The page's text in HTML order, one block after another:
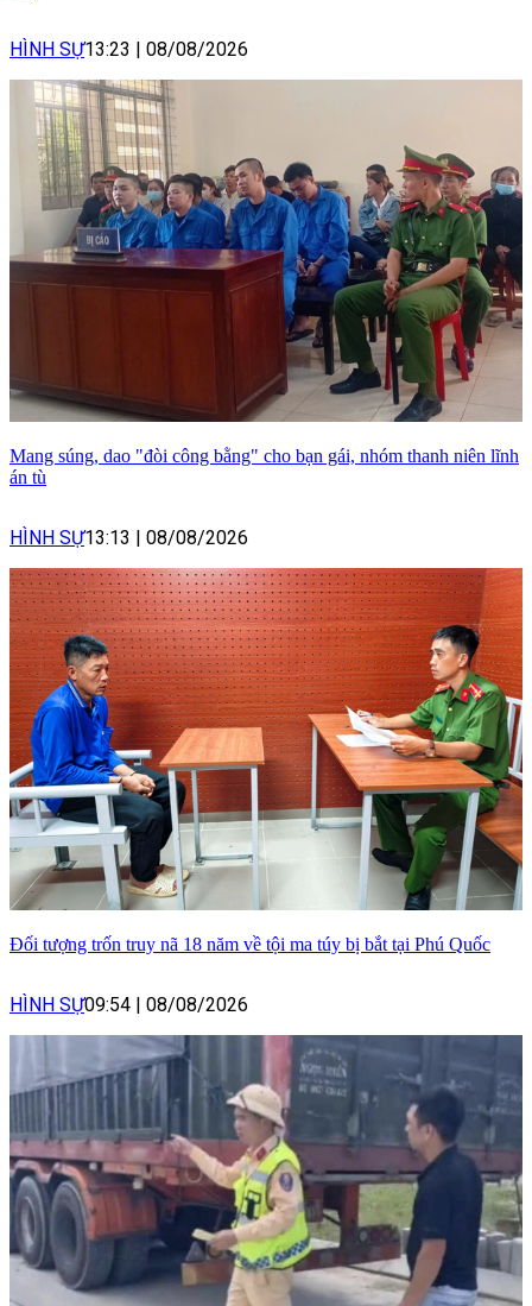
HÌNH SỰ13:23 | 08/08/2026
Mang súng, dao "đòi công bằng" cho bạn gái, nhóm thanh niên lĩnh
án tù
HÌNH SỰ13:13 | 08/08/2026
Đối tượng trốn truy nã 18 năm về tội ma túy bị bắt tại Phú Quốc
HÌNH SỰ09:54 | 08/08/2026